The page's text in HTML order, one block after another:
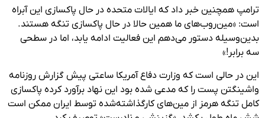
ترامپ همچنین خبر داد که ایالات متحده در حال پاکسازی این آبراه
است: «مین‌روب‌های ما همین حالا در حال پاکسازی تنگه هستند.
بدین‌وسیله دستور می‌دهم این فعالیت ادامه یابد، اما در سطحی
سه برابر!»
این در حالی است که وزارت دفاع آمریکا ساعتی پیش گزارش روزنامه
واشینگتن پست را که مدعی شده بود این نهاد برآورد کرده پاکسازی
کامل تنگه هرمز از مین‌های کارگذاشته‌شده توسط ایران ممکن است